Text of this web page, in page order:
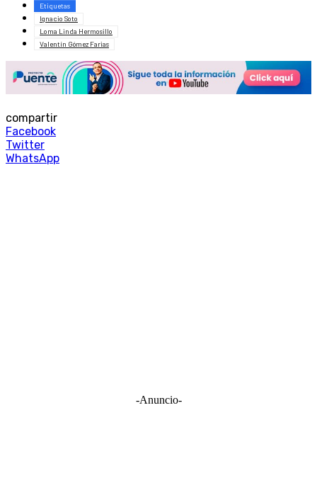
Etiquetas
Ignacio Soto
Loma Linda Hermosillo
Valentín Gómez Farias
compartir
Facebook
Twitter
WhatsApp
-Anuncio-